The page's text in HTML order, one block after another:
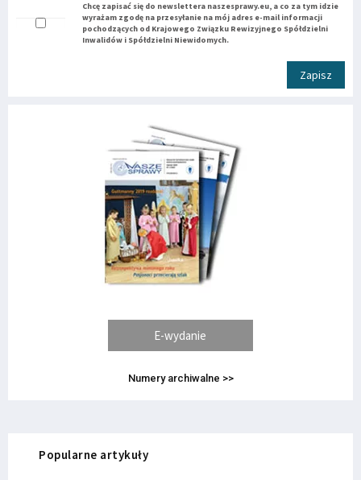
Chcę zapisać się do newslettera naszesprawy.eu, a co za tym idzie
wyrażam zgodę na przesyłanie na mój adres e-mail informacji
pochodzących od Krajowego Związku Rewizyjnego Spółdzielni
Inwalidów i Spółdzielni Niewidomych.
Zapisz
E-wydanie
Numery archiwalne >>
Popularne artykuły